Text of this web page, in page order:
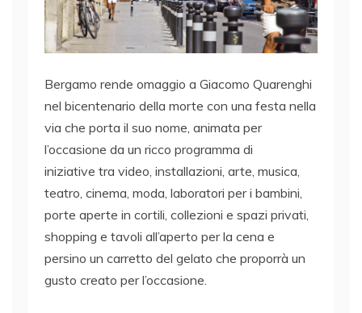
Bergamo rende omaggio a Giacomo Quarenghi
nel bicentenario della morte con una festa nella
via che porta il suo nome, animata per
l’occasione da un ricco programma di
iniziative tra video, installazioni, arte, musica,
teatro, cinema, moda, laboratori per i bambini,
porte aperte in cortili, collezioni e spazi privati,
shopping e tavoli all’aperto per la cena e
persino un carretto del gelato che proporrà un
gusto creato per l’occasione.